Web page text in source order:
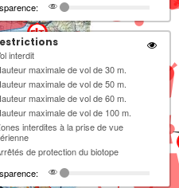
7
interdit
maximale de vol de 30 m.
maximale de vol de 50 m.
maximale de vol de 60 m.
maximale de vol de 100 m.
interdites à la prise de vue
de protection du biotope